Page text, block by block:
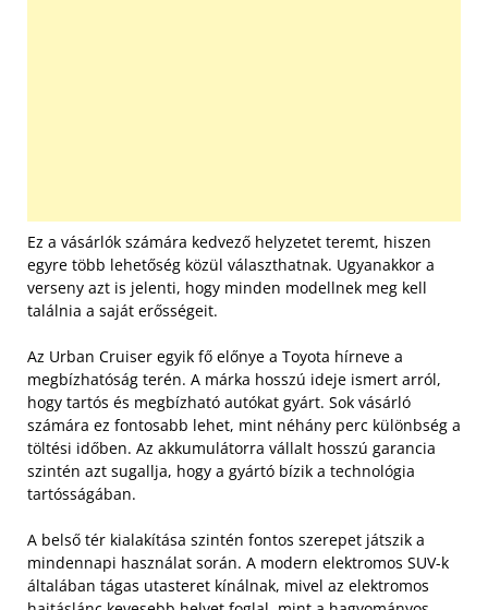
Ez a vásárlók számára kedvező helyzetet teremt, hiszen
egyre több lehetőség közül választhatnak. Ugyanakkor a
verseny azt is jelenti, hogy minden modellnek meg kell
találnia a saját erősségeit.
Az Urban Cruiser egyik fő előnye a Toyota hírneve a
megbízhatóság terén. A márka hosszú ideje ismert arról,
hogy tartós és megbízható autókat gyárt. Sok vásárló
számára ez fontosabb lehet, mint néhány perc különbség a
töltési időben. Az akkumulátorra vállalt hosszú garancia
szintén azt sugallja, hogy a gyártó bízik a technológia
tartósságában.
A belső tér kialakítása szintén fontos szerepet játszik a
mindennapi használat során. A modern elektromos SUV-k
általában tágas utasteret kínálnak, mivel az elektromos